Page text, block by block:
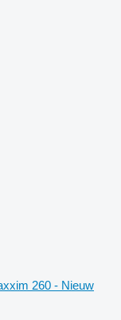
260 - Nieuw